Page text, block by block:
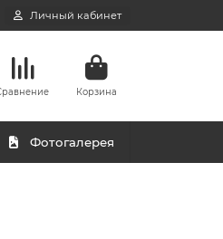
Личный кабинет
Корзина
Фотогалерея